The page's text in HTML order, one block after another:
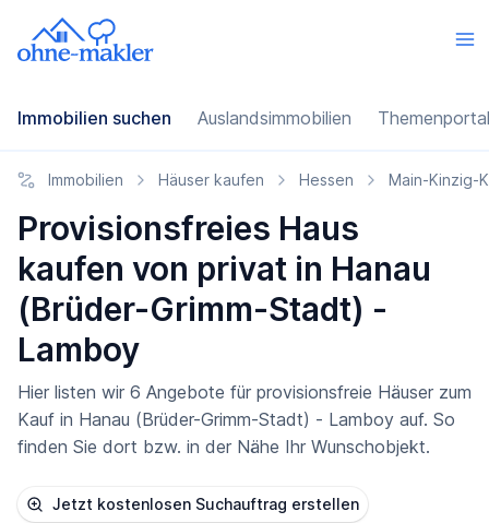
Immobilien suchen Auslandsimmobilien
Immobilien Häuser kaufen Hessen Main-Kinzig-
Provisionsfreies Haus
kaufen von privat in Hanau
(Brüder-Grimm-Stadt) -
Lamboy
Hier listen wir 6 Angebote für provisionsfreie Häuser zum
Kauf in Hanau (Brüder-Grimm-Stadt) - Lamboy auf. So
finden Sie dort bzw. in der Nähe Ihr Wunschobjekt.
Jetzt kostenlosen Suchauftrag erstellen